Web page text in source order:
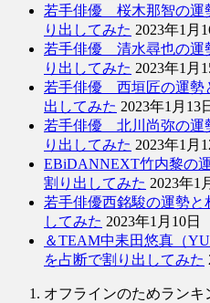
若手俳優 桜木那智の運
り出してみた 2023年1月
若手俳優 清水尋也の運
り出してみた 2023年1月
若手俳優 西垣匠の運勢
出してみた 2023年1月13
若手俳優 北川尚弥の運
り出してみた 2023年1月
EBiDANNEXT竹内黎の
割り出してみた 2023年1
若手俳優西銘駿の運勢
してみた 2023年1月10日
＆TEAM中耒田悠真（
を占断で割り出してみた
オフラインのためラン